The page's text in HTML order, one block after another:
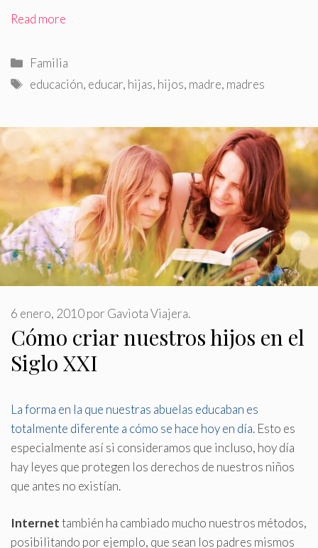
Read more
Categorías
Familia
Etiquetas
educación, educar, hijas, hijos, madre, madres
Cómo criar nuestros hijos en el
Siglo XXI
6 enero, 2010por Gaviota Viajera.
La forma en la que nuestras abuelas educaban es
totalmente diferente a cómo se hace hoy en día. Esto es
especialmente así si consideramos que incluso, hoy día
hay leyes que protegen los derechos de nuestros niños
que antes no existían.
Internettambién ha cambiado mucho nuestros métodos,
posibilitando por ejemplo, que sean los padres mismos